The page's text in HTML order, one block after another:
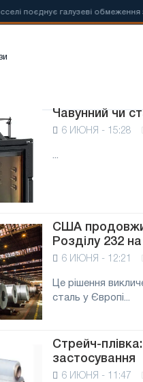
поєднує галузеві обмеження з
Чавунний чи
6 ИЮНЯ - 15:28
...
США
Розділу 232
6 ИЮНЯ - 12:21
Це рішення
сталь у Європі...
Стрейч-
застосування
6 ИЮНЯ - 11:47